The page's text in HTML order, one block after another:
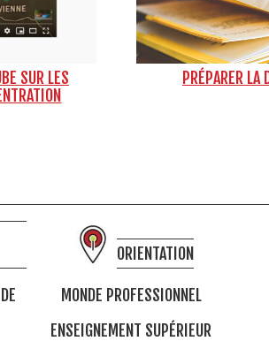
SUR LES
PRÉPARER LA
ORIENTATION
MONDE PROFESSIONNEL
ENSEIGNEMENT SUPÉRIEUR